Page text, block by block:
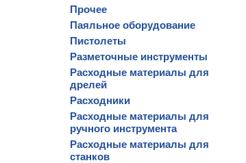
Прочее
Паяльное оборудование
Пистолеты
Разметочные инструменты
Расходные материалы для
дрелей
Расходники
Расходные материалы для
ручного инструмента
Расходные материалы для
станков